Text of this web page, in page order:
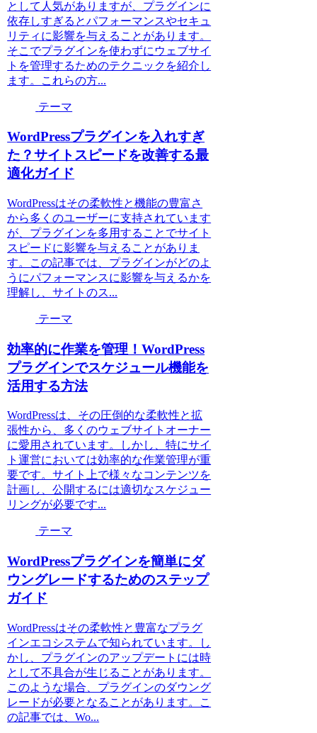
として人気がありますが、プラグインに
依存しすぎるとパフォーマンスやセキュ
リティに影響を与えることがあります。
そこでプラグインを使わずにウェブサイ
トを管理するためのテクニックを紹介し
ます。これらの方...
テーマ
WordPressプラグインを入れすぎ
た？サイトスピードを改善する最
適化ガイド
WordPressはその柔軟性と機能の豊富さ
から多くのユーザーに支持されています
が、プラグインを多用することでサイト
スピードに影響を与えることがありま
す。この記事では、プラグインがどのよ
うにパフォーマンスに影響を与えるかを
理解し、サイトのス...
テーマ
効率的に作業を管理！WordPress
プラグインでスケジュール機能を
活用する方法
WordPressは、その圧倒的な柔軟性と拡
張性から、多くのウェブサイトオーナー
に愛用されています。しかし、特にサイ
ト運営においては効率的な作業管理が重
要です。サイト上で様々なコンテンツを
計画し、公開するには適切なスケジュー
リングが必要です...
テーマ
WordPressプラグインを簡単にダ
ウングレードするためのステップ
ガイド
WordPressはその柔軟性と豊富なプラグ
インエコシステムで知られています。し
かし、プラグインのアップデートには時
として不具合が生じることがあります。
このような場合、プラグインのダウング
レードが必要となることがあります。こ
の記事では、Wo...